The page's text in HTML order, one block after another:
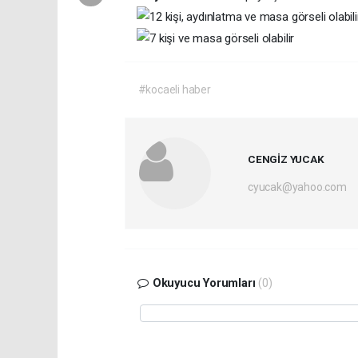
#kocaeli haber
CENGİZ YUCAK
cyucak@yahoo.com
Okuyucu Yorumları (0)